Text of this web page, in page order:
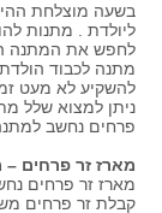
בשעה מוצלחת
ליולדת . מתנות
לחפש את המתנה
מתנה לכבוד
להשקיע לא מעט
ניתן למצוא שלל
פרחים נחשב
מארז זר פרחים
מארז זר פרחים
קבלת זר פרחים